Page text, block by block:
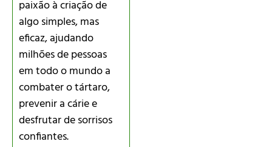
paixão à criação de
algo simples, mas
eficaz, ajudando
milhões de pessoas
em todo o mundo a
combater o tártaro,
prevenir a cárie e
desfrutar de sorrisos
confiantes.